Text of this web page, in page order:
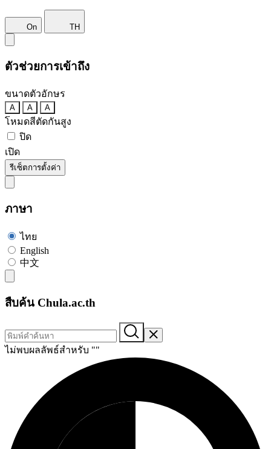
On TH
ตัวช่วยการเข้าถึง
ขนาดตัวอักษร
A A A
โหมดสีตัดกันสูง
ปิด
เปิด
รีเซ็ตการตั้งค่า
ภาษา
ไทย
English
中文
สืบค้น Chula.ac.th
ไม่พบผลลัพธ์สำหรับ ""